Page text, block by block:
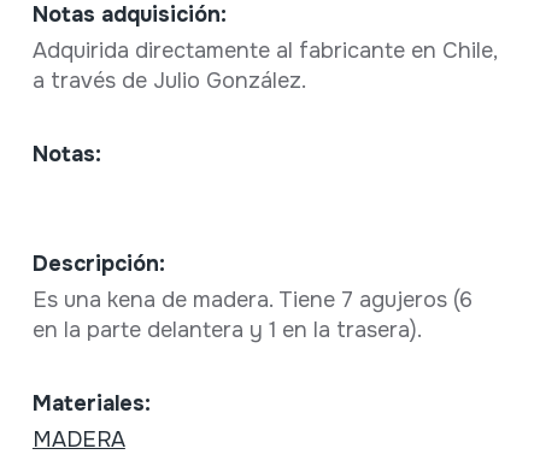
Notas adquisición:
Adquirida directamente al fabricante en Chile,
a través de Julio González.
Notas:
Descripción:
Es una kena de madera. Tiene 7 agujeros (6
en la parte delantera y 1 en la trasera).
Materiales:
MADERA